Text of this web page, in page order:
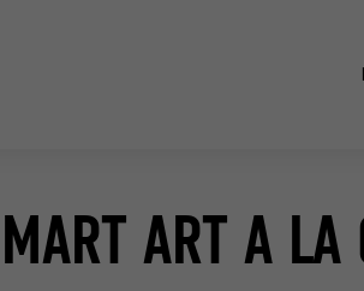
ART A LA